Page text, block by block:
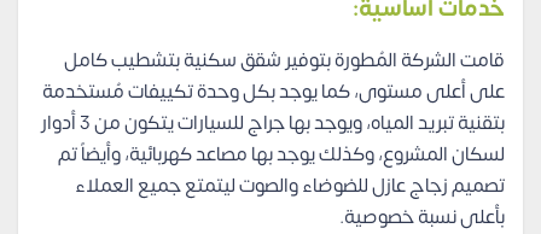
خدمات أساسية:
قامت الشركة المُطورة بتوفير شقق سكنية بتشطيب كامل
على أعلى مستوى، كما يوجد بكل وحدة تكييفات مُستخدمة
بتقنية تبريد المياه، ويوجد بها جراج للسيارات يتكون من 3 أدوار
لسكان المشروع، وكذلك يوجد بها مصاعد كهربائية، وأيضاً تم
تصميم زجاج عازل للضوضاء والصوت ليتمتع جميع العملاء
بأعلى نسبة خصوصية.